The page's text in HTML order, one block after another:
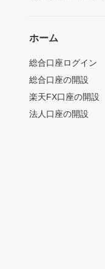
ホーム
総合口座ログイン
総合口座の開設
楽天FX口座の開設
法人口座の開設